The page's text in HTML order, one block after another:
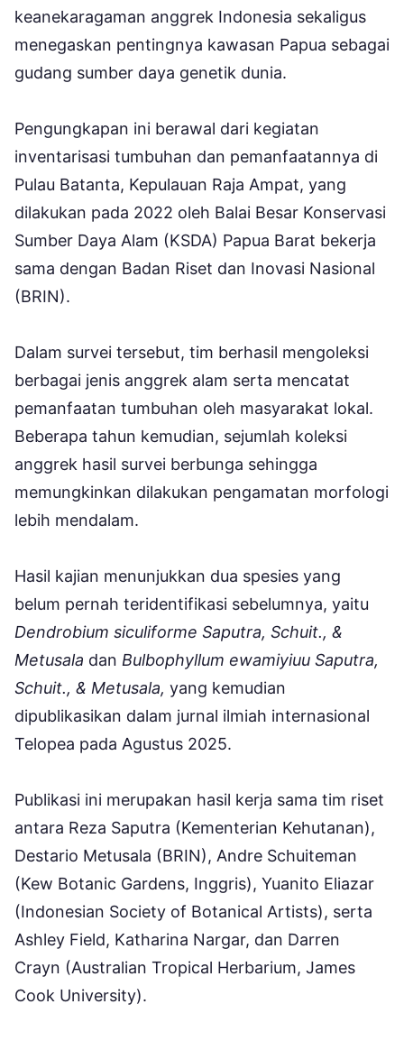
keanekaragaman anggrek Indonesia sekaligus
menegaskan pentingnya kawasan Papua sebagai
gudang sumber daya genetik dunia.
Pengungkapan ini berawal dari kegiatan
inventarisasi tumbuhan dan pemanfaatannya di
Pulau Batanta, Kepulauan Raja Ampat, yang
dilakukan pada 2022 oleh Balai Besar Konservasi
Sumber Daya Alam (KSDA) Papua Barat bekerja
sama dengan Badan Riset dan Inovasi Nasional
(BRIN).
Dalam survei tersebut, tim berhasil mengoleksi
berbagai jenis anggrek alam serta mencatat
pemanfaatan tumbuhan oleh masyarakat lokal.
Beberapa tahun kemudian, sejumlah koleksi
anggrek hasil survei berbunga sehingga
memungkinkan dilakukan pengamatan morfologi
lebih mendalam.
Hasil kajian menunjukkan dua spesies yang
belum pernah teridentifikasi sebelumnya, yaitu
Dendrobium siculiforme Saputra, Schuit., &
Metusala dan Bulbophyllum ewamiyiuu Saputra,
Schuit., & Metusala, yang kemudian
dipublikasikan dalam jurnal ilmiah internasional
Telopea pada Agustus 2025.
Publikasi ini merupakan hasil kerja sama tim riset
antara Reza Saputra (Kementerian Kehutanan),
Destario Metusala (BRIN), Andre Schuiteman
(Kew Botanic Gardens, Inggris), Yuanito Eliazar
(Indonesian Society of Botanical Artists), serta
Ashley Field, Katharina Nargar, dan Darren
Crayn (Australian Tropical Herbarium, James
Cook University).